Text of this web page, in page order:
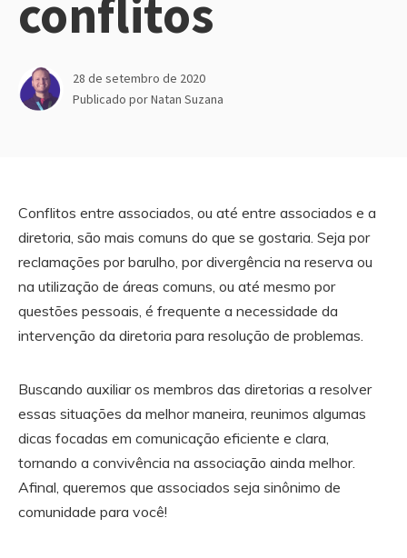
conflitos
28 de setembro de 2020
Publicado porNatan Suzana
Conflitos entre associados, ou até entre associados e a
diretoria, são mais comuns do que se gostaria. Seja por
reclamações por barulho, por divergência na reserva ou
na utilização de áreas comuns, ou até mesmo por
questões pessoais, é frequente a necessidade da
intervenção da diretoria para resolução de problemas.
Buscando auxiliar os membros das diretorias a resolver
essas situações da melhor maneira, reunimos algumas
dicas focadas em comunicação eficiente e clara,
tornando a convivência na associação ainda melhor.
Afinal, queremos que associados seja sinônimo de
comunidade para você!